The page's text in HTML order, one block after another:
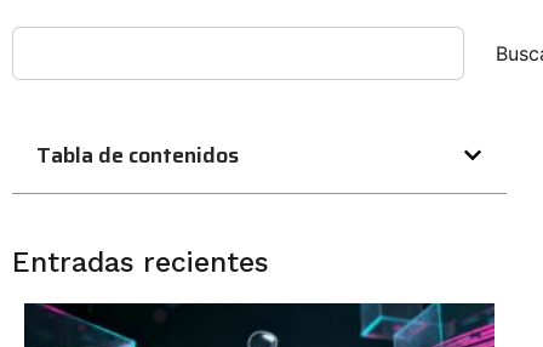
Tabla de contenidos
Entradas recientes